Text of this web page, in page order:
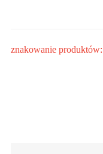
znakowanie produktów: